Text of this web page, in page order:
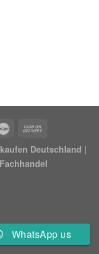
Deutschland |
WhatsApp us